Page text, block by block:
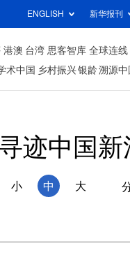
ENGLISH 新华报刊
港澳 台湾 思客智库 全球连线
术中国 乡村振兴银龄溯源中
迹中国
小 中 大